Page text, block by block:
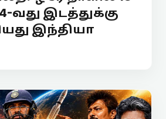
வது இடத்துக்கு
இந்தியா